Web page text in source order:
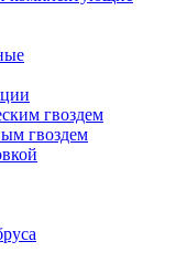
гвоздем
гвоздем